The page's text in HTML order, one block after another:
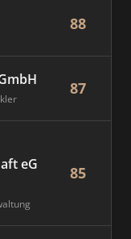
88
87
eG
85